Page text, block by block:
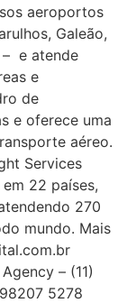
aeroportos
Galeão,
e atende
e
de
e oferece uma
aéreo.
Services
22 países,
270
mundo. Mais
– (11)
5278